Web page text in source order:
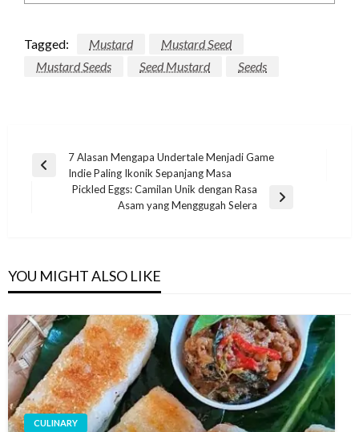
Tagged: Mustard
Mustard Seed
Mustard Seeds
Seed Mustard Seeds
Post
navigation
Previous
7 Alasan Mengapa Undertale Menjadi Game
Indie Paling Ikonik Sepanjang Masa
Pickled Eggs: Camilan Unik dengan Rasa
Asam yang Menggugah Selera
YOU MIGHT ALSO LIKE
CULINARY